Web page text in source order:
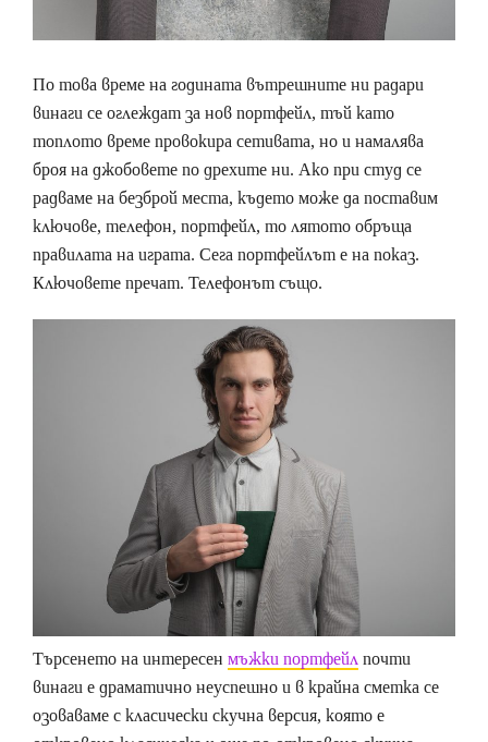
По това време на годината вътрешните ни радари
винаги се оглеждат за нов портфейл, тъй като
топлото време провокира сетивата, но и намалява
броя на джобовете по дрехите ни. Ако при студ се
радваме на безброй места, където може да поставим
ключове, телефон, портфейл, то лятото обръща
правилата на играта. Сега портфейлът е на показ.
Ключовете пречат. Телефонът също.
Търсенето на интересен мъжки портфейлпочти
винаги е драматично неуспешно и в крайна сметка се
озоваваме с класически скучна версия, която е